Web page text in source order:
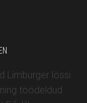
Limburger lössi
töödeldud